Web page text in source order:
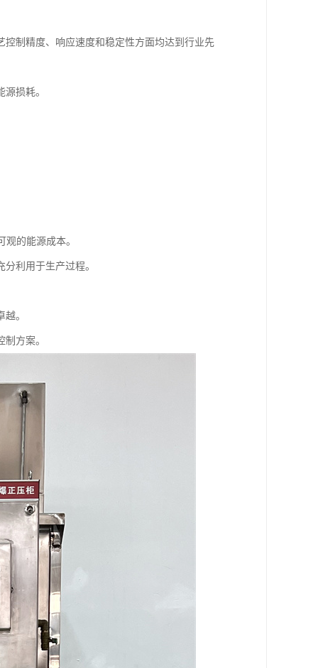
制精度、响应速度和稳定性方面均达到行业先
损耗。
的能源成本。
利用于生产过程。
。
方案。